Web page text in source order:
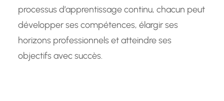
processus d’apprentissage continu, chacun peut
développer ses compétences, élargir ses
horizons professionnels et atteindre ses
objectifs avec succès.